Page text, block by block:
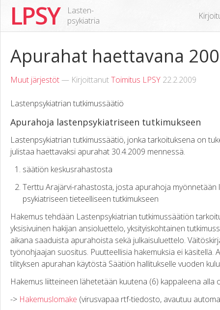
LPSY
Lasten-
psykiatria
Apurahat haettavana
Muut järjestöt— KirjoittanutToimitus LPSY 22.2.2009
Lastenpsykiatrian tutkimussäätiö
Apurahoja lastenpsykiatriseen tutkimukseen
Lastenpsykiatrian tutkimussäätiö, jonka tarkoituksena on
julistaa haettavaksi apurahat 30.4.2009 mennessä.
säätiön keskusrahastosta
Terttu Arajärvi-rahastosta, josta apurahoja
psykiatriseen tieteelliseen tutkimukseen
Hakemus tehdään Lastenpsykiatrian tutkimussäätiön
yksisivuinen hakijan ansioluettelo, yksityiskohtainen
aikana saaduista apurahoista sekä julkaisuluettelo.
työnohjaajan suositus. Puutteellisia hakemuksia ei
tilityksen apurahan käytöstä Säätiön hallitukselle vuoden
Hakemus liitteineen lähetetään kuutena (6) kappaleena alla
-> Hakemuslomake (virusvapaa rtf-tiedosto, avautuu